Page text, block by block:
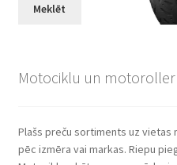
Meklēt
Motociklu un
Plašs preču sortiments uz
pēc izmēra vai markas. Riepu